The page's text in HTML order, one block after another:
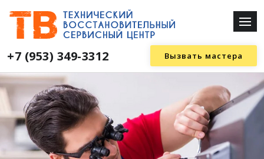
+7 (953) 349-3312 Вызвать мастера